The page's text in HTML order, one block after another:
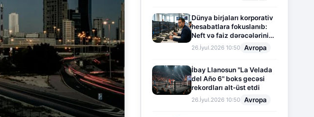
Dünya birjaları korporativ
hesabatlara fokuslanıb:
Neft və faiz dərəcələrinin
təsiri altında cari vəziyyət
26.İyul.2026 10:50 Avropa
İbay Llanosun "La Velada
del Año 6" boks gecəsi
rekordları alt-üst etdi
26.İyul.2026 10:50 Avropa